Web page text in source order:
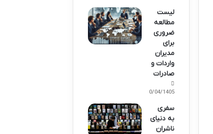
لیست
مطالعه
ضروری
برای
مدیران
واردات و
صادرات
10/04/1405
سفری
به دنیای
ناشران